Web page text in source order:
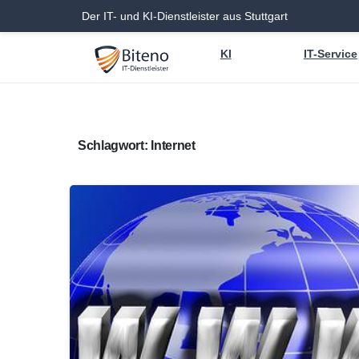
Der IT- und KI-Dienstleister aus Stuttgart
KI IT-Service
Schlagwort: Internet